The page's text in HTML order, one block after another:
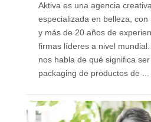
Aktiva es una agencia
especializada en belleza,
y más de 20 años de
firmas líderes a nivel
nos habla de qué significa ser
packaging de productos de ...